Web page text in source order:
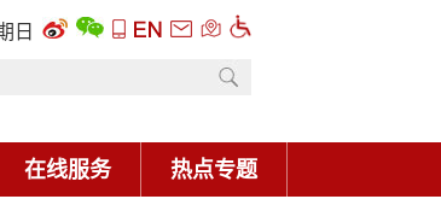
日
在线服务 热点专题